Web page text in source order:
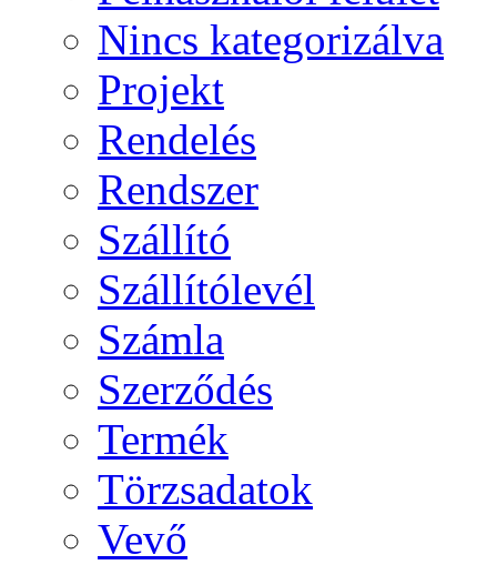
Nincs kategorizálva
Projekt
Rendelés
Rendszer
Szállító
Szállítólevél
Számla
Szerződés
Termék
Törzsadatok
Vevő